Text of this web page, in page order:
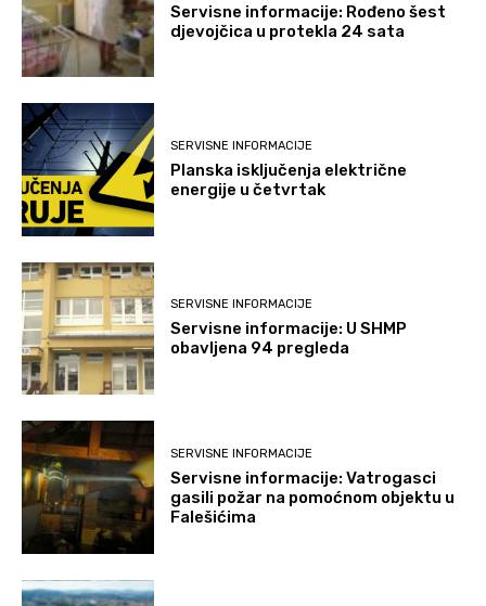
Servisne informacije: Rođeno šest
djevojčica u protekla 24 sata
SERVISNE INFORMACIJE
Planska isključenja električne
energije u četvrtak
SERVISNE INFORMACIJE
Servisne informacije: U SHMP
obavljena 94 pregleda
SERVISNE INFORMACIJE
Servisne informacije: Vatrogasci
gasili požar na pomoćnom objektu u
Falešićima